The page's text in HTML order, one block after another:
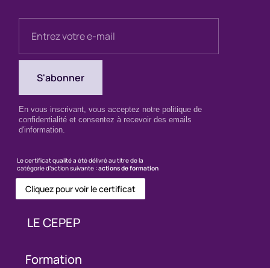
En vous inscrivant, vous acceptez notre politique de
confidentialité et consentez à recevoir des emails
d'information.
Le certificat qualité a été délivré au titre de la
catégorie d’action suivante : actions de formation
Cliquez pour voir le certificat
LE CEPEP
Formation